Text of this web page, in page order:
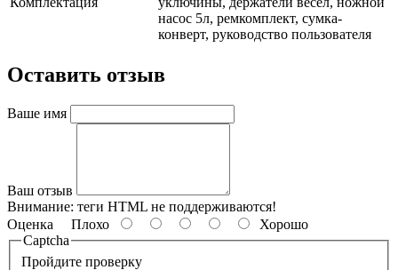
насос 5л, ремкомплект, сумка-
конверт, руководство пользователя
Оставить отзыв
Ваше имя
Ваш отзыв
Внимание: теги HTML не поддерживаются!
Оценка Плохо
Хорошо
Captcha
Пройдите проверку